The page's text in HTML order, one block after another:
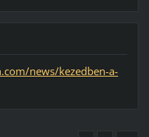
news/kezedben-a-